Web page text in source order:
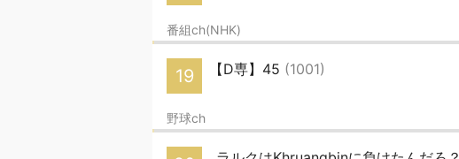
番組ch(NHK)
19 【D専】45 (1001)
野球ch